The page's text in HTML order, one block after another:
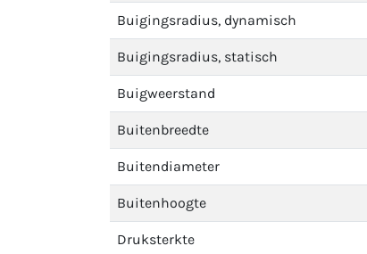
Buigingsradius, dynamisch
Buigingsradius, statisch
Buigweerstand
Buitenbreedte
Buitendiameter
Buitenhoogte
Druksterkte